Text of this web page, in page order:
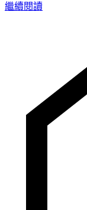
繼續閱讀